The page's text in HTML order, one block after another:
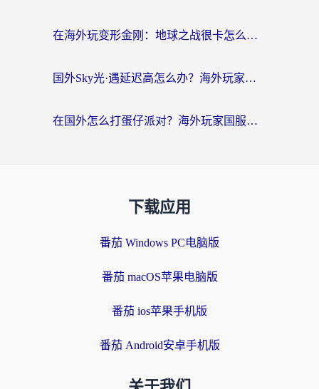
在海外玩变形金刚：地球之战很卡怎么办？老玩家亲测的加速器指南，解决卡顿烦恼
国外Sky光·遇延迟高怎么办？海外玩家国服游戏加速终极指南（附实测技巧）
在国外怎么打蛋仔派对？海外玩家国服游戏加速避坑指南（附实测推荐）
下载应用
番茄 Windows PC电脑版
番茄 macOS苹果电脑版
番茄 ios苹果手机版
番茄 Android安卓手机版